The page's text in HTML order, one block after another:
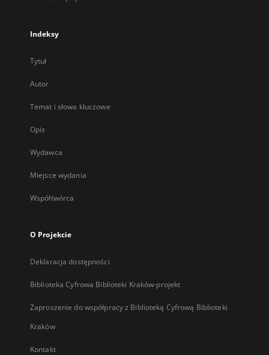
Indeksy
Tytuł
Autor
Temat i słowa kluczowe
Opis
Wydawca
Miejsce wydania
Współtwórca
O Projekcie
Deklaracja dostępności
Biblioteka Cyfrowa Biblioteki Kraków-projekt
Zaproszenie do współpracy z Biblioteką Cyfrową Biblioteki
Kraków
Kontakt